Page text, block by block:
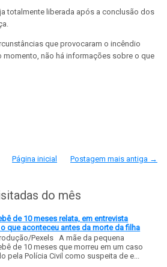
totalmente liberada após a conclusão dos
que provocaram o incêndio
momento, não há informações sobre o que
Postagem mais antiga →
Página inicial
do mês
de 10 meses relata, em entrevista
que aconteceu antes da morte da filha
Pexels A mãe da pequena
de 10 meses que morreu em um caso
pela Polícia Civil como suspeita de e...